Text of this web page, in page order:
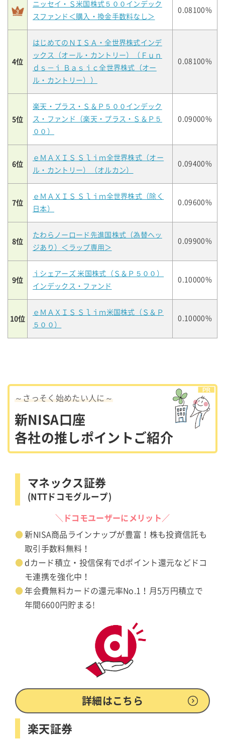
ニッセイ・Ｓ米国株式５００インデック
スファンド＜購入・換金手数料なし＞
0.08100%
4位
はじめてのＮＩＳＡ・全世界株式インデ
ックス（オール・カントリー）（Ｆｕｎ
ｄｓ－ｉ Ｂａｓｉｃ全世界株式（オー
ル・カントリー））
0.08100%
5位
楽天・プラス・Ｓ＆Ｐ５００インデック
ス・ファンド（楽天・プラス・Ｓ＆Ｐ５
００）
0.09000%
6位
ｅＭＡＸＩＳ Ｓｌｉｍ全世界株式（オー
ル・カントリー）（オルカン）
0.09400%
7位
ｅＭＡＸＩＳ Ｓｌｉｍ全世界株式（除く
日本）
0.09600%
8位
たわらノーロード先進国株式（為替ヘッ
ジあり）＜ラップ専用＞
0.09900%
9位
ｉシェアーズ 米国株式（Ｓ＆Ｐ５００）
インデックス・ファンド
0.10000%
10位
ｅＭＡＸＩＳ Ｓｌｉｍ米国株式（Ｓ＆Ｐ
５００）
0.10000%
～さっそく始めたい人に～
新NISA口座
各社の推しポイントご紹介
マネックス証券
(NTTドコモグループ)
＼ドコモユーザーにメリット／
新NISA商品ラインナップが豊富！株も投資信託も
取引手数料無料！
dカード積立・投信保有でdポイント還元などドコ
モ連携を強化中！
年会費無料カードの還元率No.1！月5万円積立で
年間6600円貯まる!
詳細はこちら
楽天証券